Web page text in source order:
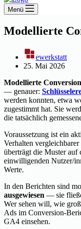
Menü
Modellierte
ewerkstatt
25. Mai 2026
Modellierte
— genauer:
werden konnten, etwa
zugestimmt hat. Sie
die tatsächlich
Voraussetzung ist ein
Verhalten
überträgt die Muster auf
einwilligenden Nutzer/
Werte.
In den Berichten sind
ausgewiesen — sie
Wer sehen will, wie
Ads im Conversion-
GA4 einsehen.